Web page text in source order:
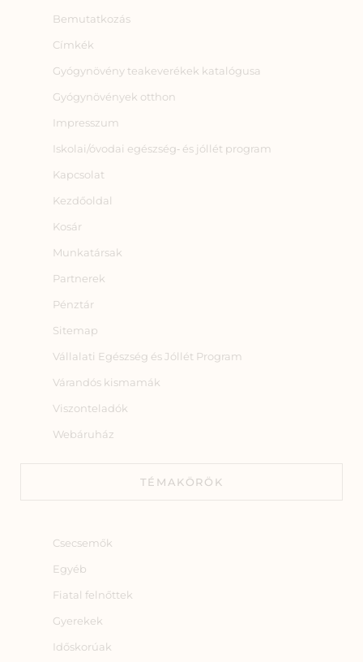
Bemutatkozás
Címkék
Gyógynövény teakeverékek katalógusa
Gyógynövények otthon
Impresszum
Iskolai/óvodai egészség‑ és jóllét program
Kapcsolat
Kezdőoldal
Kosár
Munkatársak
Partnerek
Pénztár
Sitemap
Vállalati Egészség és Jóllét Program
Várandós kismamák
Viszonteladók
Webáruház
TÉMAKÖRÖK
Csecsemők
Egyéb
Fiatal felnőttek
Gyerekek
Időskorúak